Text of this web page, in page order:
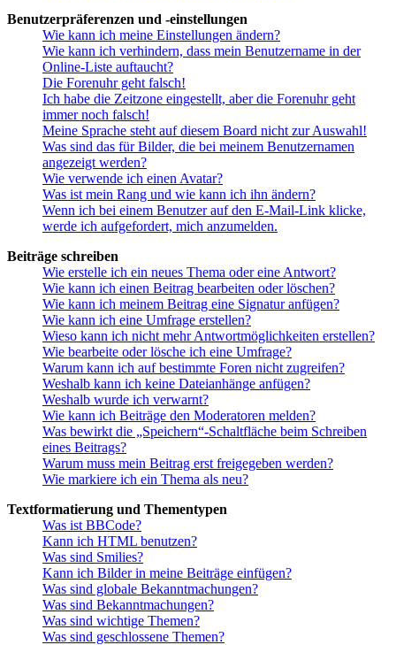
Benutzerpräferenzen und -einstellungen
Wie kann ich meine Einstellungen ändern?
Wie kann ich verhindern, dass mein Benutzername in der
Online-Liste auftaucht?
Die Forenuhr geht falsch!
Ich habe die Zeitzone eingestellt, aber die Forenuhr geht
immer noch falsch!
Meine Sprache steht auf diesem Board nicht zur Auswahl!
Was sind das für Bilder, die bei meinem Benutzernamen
angezeigt werden?
Wie verwende ich einen Avatar?
Was ist mein Rang und wie kann ich ihn ändern?
Wenn ich bei einem Benutzer auf den E-Mail-Link klicke,
werde ich aufgefordert, mich anzumelden.
Beiträge schreiben
Wie erstelle ich ein neues Thema oder eine Antwort?
Wie kann ich einen Beitrag bearbeiten oder löschen?
Wie kann ich meinem Beitrag eine Signatur anfügen?
Wie kann ich eine Umfrage erstellen?
Wieso kann ich nicht mehr Antwortmöglichkeiten erstellen?
Wie bearbeite oder lösche ich eine Umfrage?
Warum kann ich auf bestimmte Foren nicht zugreifen?
Weshalb kann ich keine Dateianhänge anfügen?
Weshalb wurde ich verwarnt?
Wie kann ich Beiträge den Moderatoren melden?
Was bewirkt die „Speichern“-Schaltfläche beim Schreiben
eines Beitrags?
Warum muss mein Beitrag erst freigegeben werden?
Wie markiere ich ein Thema als neu?
Textformatierung und Thementypen
Was ist BBCode?
Kann ich HTML benutzen?
Was sind Smilies?
Kann ich Bilder in meine Beiträge einfügen?
Was sind globale Bekanntmachungen?
Was sind Bekanntmachungen?
Was sind wichtige Themen?
Was sind geschlossene Themen?